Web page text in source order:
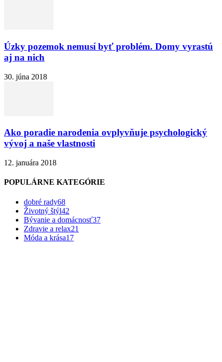
Úzky pozemok nemusí byť problém. Domy vyrastú
aj na nich
30. júna 2018
Ako poradie narodenia ovplyvňuje psychologický
vývoj a naše vlastnosti
12. januára 2018
POPULÁRNE KATEGÓRIE
dobré rady68
Životný štýl42
Bývanie a domácnosť37
Zdravie a relax21
Móda a krása17